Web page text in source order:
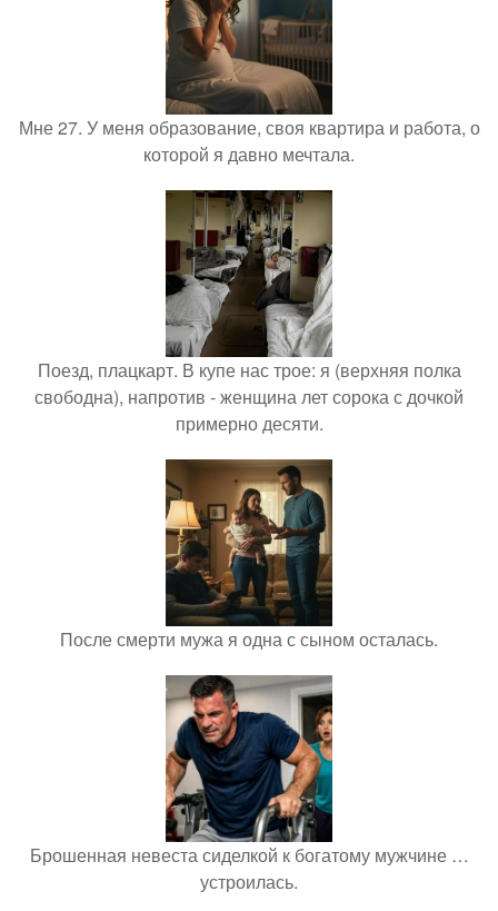
Мне 27. У меня образование, своя квартира и работа, о
которой я давно мечтала.
Поезд, плацкарт. В купе нас трое: я (верхняя полка
свободна), напротив - женщина лет сорока с дочкой
примерно десяти.
После смерти мужа я одна с сыном осталась.
Брошенная невеста сиделкой к богатому мужчине …
устроилась.